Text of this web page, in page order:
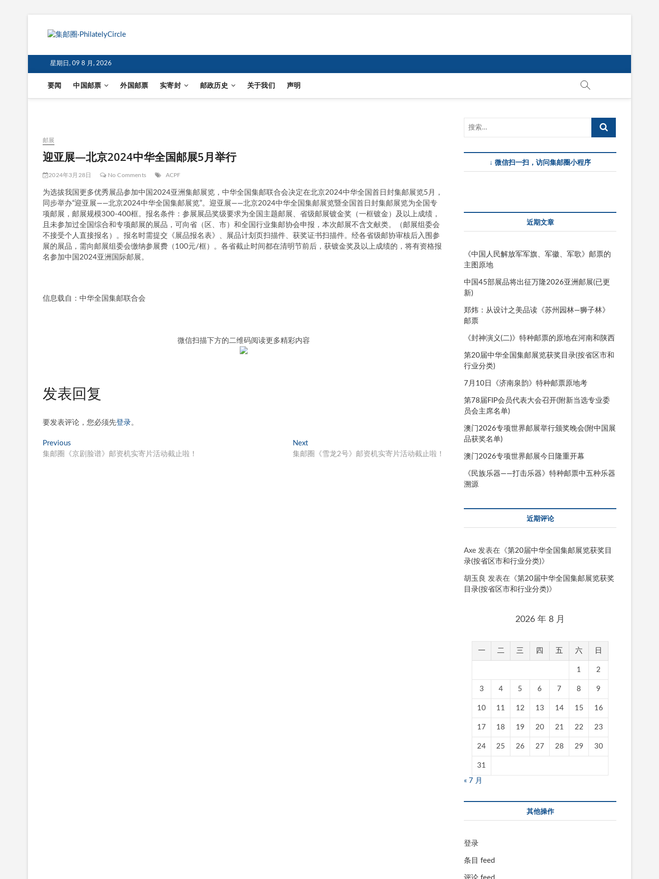
星期日, 09 8 月, 2026
要闻 中国邮票 外国邮票 实寄封 邮政历史 关于我们 声明
邮展
迎亚展—北京2024中华全国邮展5月举行
2024年3月28日 No Comments ACPF
为选拔我国更多优秀展品参加中国2024亚洲集邮展览，中华全国集邮联合会决定在北京2024中华全国首日封集邮展览5月，
同步举办“迎亚展——北京2024中华全国集邮展览”。迎亚展——北京2024中华全国集邮展览暨全国首日封集邮展览为全国专
项邮展，邮展规模300-400框。报名条件：参展展品奖级要求为全国主题邮展、省级邮展镀金奖（一框镀金）及以上成绩，
且未参加过全国综合和专项邮展的展品，可向省（区、市）和全国行业集邮协会申报，本次邮展不含文献类。（邮展组委会
不接受个人直接报名）。报名时需提交《展品报名表》、展品计划页扫描件、获奖证书扫描件。经各省级邮协审核后入围参
展的展品，需向邮展组委会缴纳参展费（100元/框）。各省截止时间都在清明节前后，获镀金奖及以上成绩的，将有资格报
名参加中国2024亚洲国际邮展。
信息载自：中华全国集邮联合会
微信扫描下方的二维码阅读更多精彩内容
发表回复
要发表评论，您必须先登录。
文
章
Previous
post:
集邮圈《京剧脸谱》邮资机实寄片活动截止啦！
NextNext
post:
集邮圈《雪龙2号》邮资机实寄片活动截止啦！
↓ 微信扫一扫，访问集邮圈小程序
近期文章
《中国人民解放军军旗、军徽、军歌》邮票的
主图原地
中国45部展品将出征万隆2026亚洲邮展(已更
新)
郑炜：从设计之美品读《苏州园林—狮子林》
邮票
《封神演义(二)》特种邮票的原地在河南和陕西
第20届中华全国集邮展览获奖目录(按省区市和
行业分类)
7月10日《济南泉韵》特种邮票原地考
第78届FIP会员代表大会召开(附新当选专业委
员会主席名单)
澳门2026专项世界邮展举行颁奖晚会(附中国展
品获奖名单)
澳门2026专项世界邮展今日隆重开幕
《民族乐器——打击乐器》特种邮票中五种乐器
溯源
近期评论
Axe 发表在《第20届中华全国集邮展览获奖目
录(按省区市和行业分类)》
胡玉良 发表在《第20届中华全国集邮展览获奖
目录(按省区市和行业分类)》
2026 年 8 月
一 二 三 四 五 六 日
1 2
3 4 5 6 7 8 9
10 11 12 13 14 15 16
17 18 19 20 21 22 23
24 25 26 27 28 29 30
31
« 7 月
其他操作
登录
条目 feed